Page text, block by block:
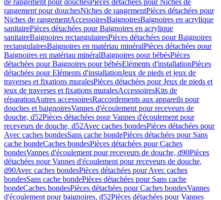
de rangement pour douchesPièces détachées pour Niches de
rangement pour douchesNiches de rangementPièces détachées pour
Niches de rangementAccessoiresBaignoiresBaignoires en acrylique
sanitairePièces détachées pour Baignoires en acrylique
sanitaireBaignoires rectangulairesPièces détachées pour Baignoires
rectangulairesBaignoires en matériau minéralPièces détachées pour
Baignoires en matériau minéralBaignoires pour bébésPièces
détachées pour Baignoires pour bébésEléments d'installationPièces
détachées pour Eléments d'installationJeux de pieds et jeux de
traverses et fixations muralesPièces détachées pour Jeux de pieds et
jeux de traverses et fixations muralesAccessoiresKits de
réparationAutres accessoiresRaccordements aux appareils pour
douches et baignoiresVannes d'écoulement pour receveurs de
douche, d52Pièces détachées pour Vannes d'écoulement pour
receveurs de douche, d52Avec caches bondesPièces détachées pour
Avec caches bondesSans cache bondePièces détachées pour Sans
cache bondeCaches bondesPièces détachées pour Caches
bondesVannes d'écoulement pour receveurs de douche, d90Pièces
détachées pour Vannes d'écoulement pour receveurs de douche,
d90Avec caches bondesPièces détachées pour Avec caches
bondesSans cache bondePièces détachées pour Sans cache
bondeCaches bondesPièces détachées pour Caches bondesVannes
d'écoulement pour baignoires, d52Pièces détachées pour Vannes